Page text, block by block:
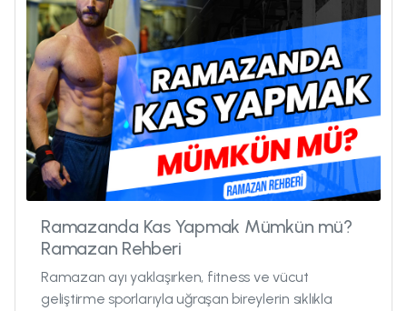
Ramazanda Kas Yapmak Mümkün mü?
Ramazan Rehberi
Ramazan ayı yaklaşırken, fitness ve vücut
geliştirme sporlarıyla uğraşan bireylerin sıklıkla